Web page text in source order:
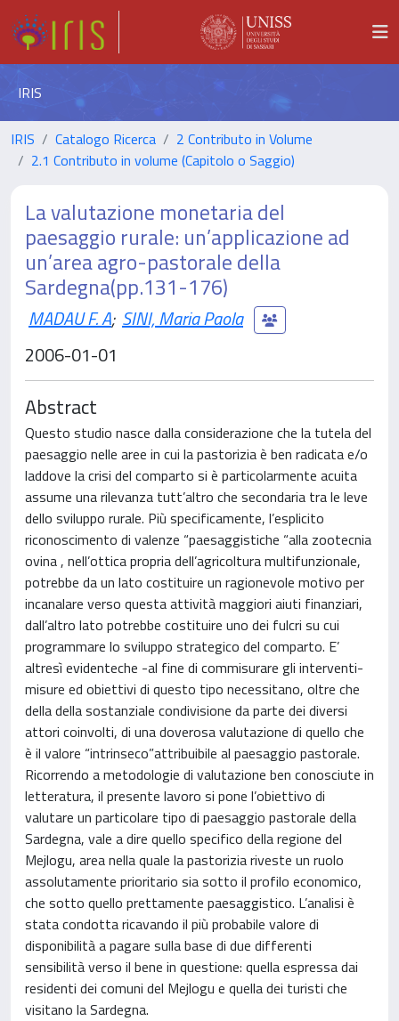
IRIS
IRIS Catalogo Ricerca
2 Contributo in Volume
2.1 Contributo in volume (Capitolo o Saggio)
La valutazione monetaria del
paesaggio rurale: un’applicazione ad
un’area agro-pastorale della
Sardegna(pp.131-176)
MADAU F. A; SINI, Maria Paola
2006-01-01
Abstract
Questo studio nasce dalla considerazione che la tutela del
paesaggio nelle aree in cui la pastorizia è ben radicata e/o
laddove la crisi del comparto si è particolarmente acuita
assume una rilevanza tutt’altro che secondaria tra le leve
dello sviluppo rurale. Più specificamente, l’esplicito
riconoscimento di valenze “paesaggistiche “alla zootecnia
ovina , nell’ottica propria dell’agricoltura multifunzionale,
potrebbe da un lato costituire un ragionevole motivo per
incanalare verso questa attività maggiori aiuti finanziari,
dall’altro lato potrebbe costituire uno dei fulcri su cui
programmare lo sviluppo strategico del comparto. E’
altresì evidenteche -al fine di commisurare gli interventi-
misure ed obiettivi di questo tipo necessitano, oltre che
della della sostanziale condivisione da parte dei diversi
attori coinvolti, di una doverosa valutazione di quello che
è il valore “intrinseco”attribuibile al paesaggio pastorale.
Ricorrendo a metodologie di valutazione ben conosciute in
letteratura, il presente lavoro si pone l’obiettivo di
valutare un particolare tipo di paesaggio pastorale della
Sardegna, vale a dire quello specifico della regione del
Mejlogu, area nella quale la pastorizia riveste un ruolo
assolutamente prioritario sia sotto il profilo economico,
che sotto quello prettamente paesaggistico. L’analisi è
stata condotta ricavando il più probabile valore di
disponibilità a pagare sulla base di due differenti
sensibilità verso il bene in questione: quella espressa dai
residenti dei comuni del Mejlogu e quella dei turisti che
visitano la Sardegna.